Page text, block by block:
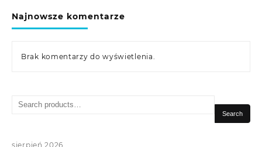
Najnowsze komentarze
Brak komentarzy do wyświetlenia.
Search
Search
sierpień 2026